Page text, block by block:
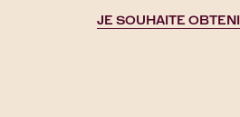
JE SOUHAITE